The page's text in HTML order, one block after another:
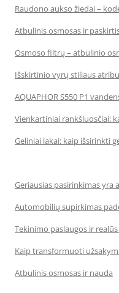
Raudono aukso žiedai –
Atbulinis osmosas ir
Osmoso filtrų – atbulinio
Išskirtinio vyrų stiliaus
AQUAPHOR S550 P1
Vienkartiniai rankšluosčiai:
Geliniai lakai: kaip išsirinkti
Geriausias pasirinkimas yra
Automobilių supirkimas
Tekinimo paslaugos ir
Kaip transformuoti
Atbulinis osmosas ir nauda